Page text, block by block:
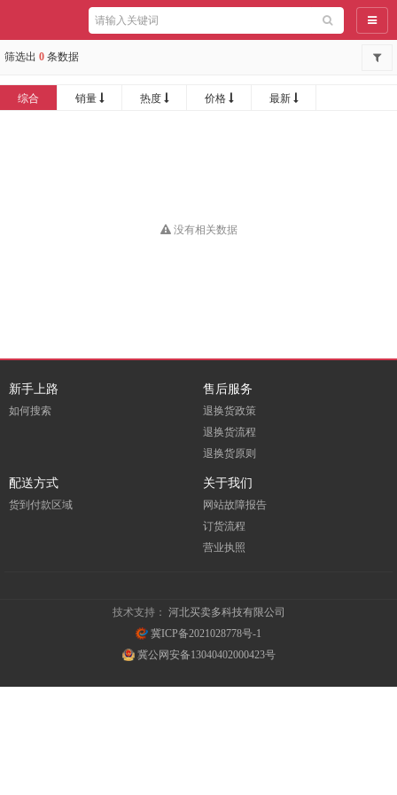
导航
筛选出 0 条数据
综合 销量 热度 价格 最新
没有相关数据
新手上路
如何搜索
售后服务
退换货政策
退换货流程
退换货原则
配送方式
货到付款区域
关于我们
网站故障报告
订货流程
营业执照
技术支持： 河北买卖多科技有限公司
冀ICP备2021028778号-1
冀公网安备13040402000423号